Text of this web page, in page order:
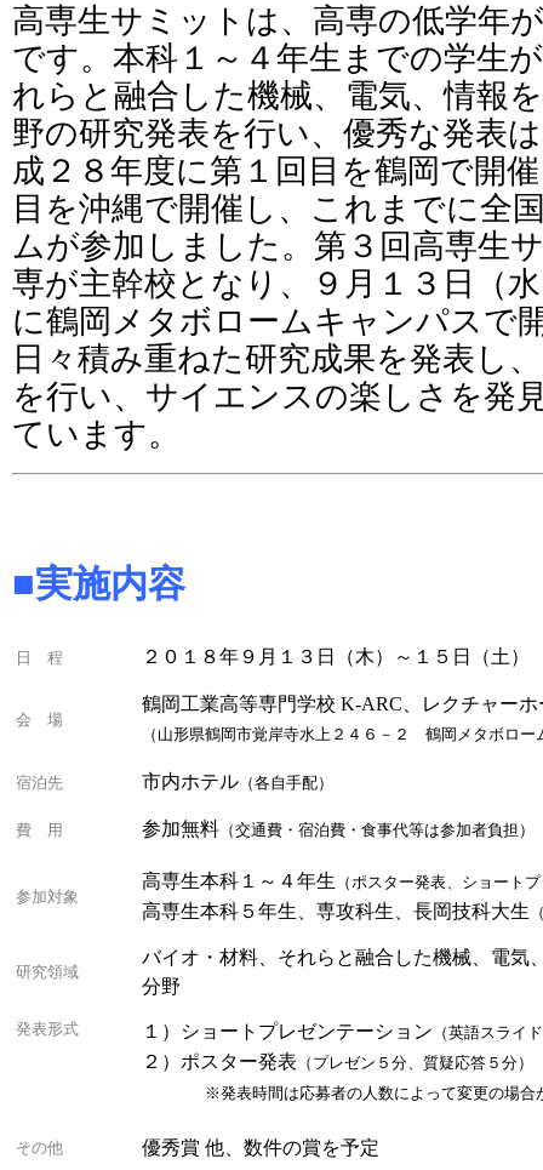
高専生サミットは、高専の低学年
です。本科１～４年生までの学生
れらと融合した機械、電気、情報
野の研究発表を行い、優秀な発表
成２８年度に第１回目を鶴岡で開
目を沖縄で開催し、これまでに全
ムが参加しました。第３回高専生
専が主幹校となり、９月１３日（
に鶴岡メタボロームキャンパスで
日々積み重ねた研究成果を発表し
を行い、サイエンスの楽しさを発
ています。
■実施内容
日 程 ２０１８年９月１３日（木）～１５日（土）
会 場
鶴岡工業高等専門学校 K-ARC、レクチャーホ
（山形県鶴岡市覚岸寺水上２４６－２ 鶴岡メタボロー
宿泊先 市内ホテル （各自手配）
費 用 参加無料 （交通費・宿泊費・食事代等は参加者負担）
参加対象
高専生本科１～４年生 （ポスター発表、ショー
高専生本科５年生、専攻科生、長岡技科大生
研究領域
バイオ・材料、それらと融合した機械、電気
分野
発表形式 １）ショートプレゼンテーション （英語スライ
２）ポスター発表 （プレゼン５分、質疑応答５分）
※発表時間は応募者の人数によって変更の場合
その他 優秀賞 他、数件の賞を予定